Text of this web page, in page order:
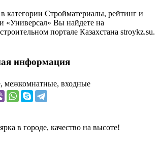
Стройматериалы, рейтинг и
«Универсал» Вы найдете на
портале Казахстана stroykz.su.
информация
межкомнатные, входные
в городе, качество на высоте!